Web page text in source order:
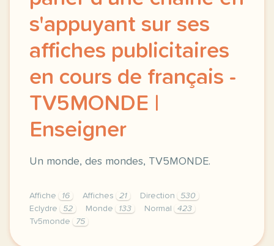
s'appuyant sur ses
affiches publicitaires
en cours de français -
TV5MONDE |
Enseigner
Un monde, des mondes, TV5MONDE.
Affiche 16 Affiches 21 Direction
530
Eclydre
52 Monde 133 Normal
423
Tv5monde
75
didomi host didomi components button cursor